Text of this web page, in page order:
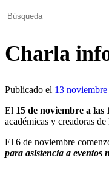
Buscar:
Charla
Publicado el 13
El 15 de noviembre a las
académicas y creadoras
El 6 de noviembre
para asistencia a eventos